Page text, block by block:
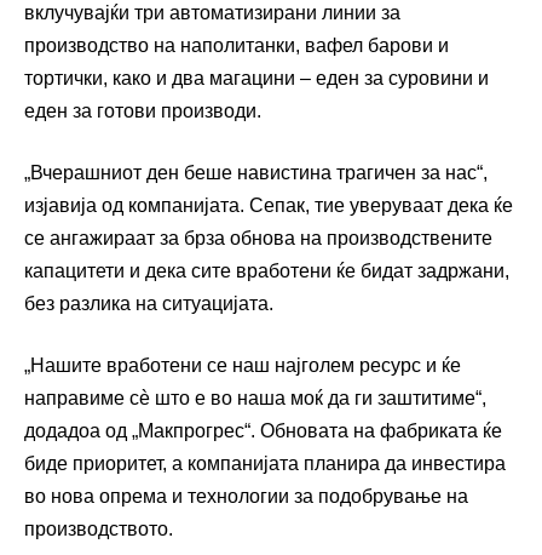
вклучувајќи три автоматизирани линии за
производство на наполитанки, вафел барови и
тортички, како и два магацини – еден за суровини и
еден за готови производи.
„Вчерашниот ден беше навистина трагичен за нас“,
изјавија од компанијата. Сепак, тие уверуваат дека ќе
се ангажираат за брза обнова на производствените
капацитети и дека сите вработени ќе бидат задржани,
без разлика на ситуацијата.
„Нашите вработени се наш најголем ресурс и ќе
направиме сè што е во наша моќ да ги заштитиме“,
додадоа од „Макпрогрес“. Обновата на фабриката ќе
биде приоритет, а компанијата планира да инвестира
во нова опрема и технологии за подобрување на
производството.